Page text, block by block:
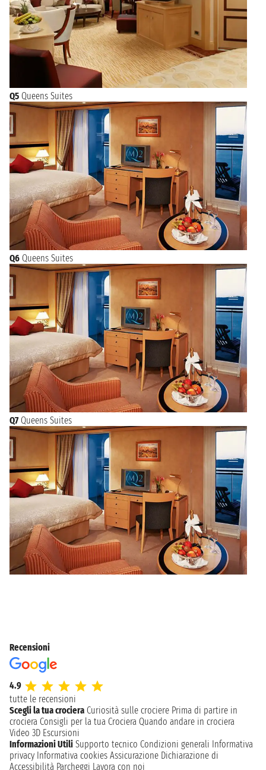
Q5 Queens Suites
Q6 Queens Suites
Q7 Queens Suites
Recensioni
4.9
tutte le recensioni
Scegli la tua crociera Curiosità sulle crociere Prima di partire in
crociera Consigli per la tua Crociera Quando andare in crociera
Video 3D Escursioni
Informazioni Utili Supporto tecnico Condizioni generali Informativa
privacy Informativa cookies Assicurazione Dichiarazione di
Accessibilità Parcheggi Lavora con noi